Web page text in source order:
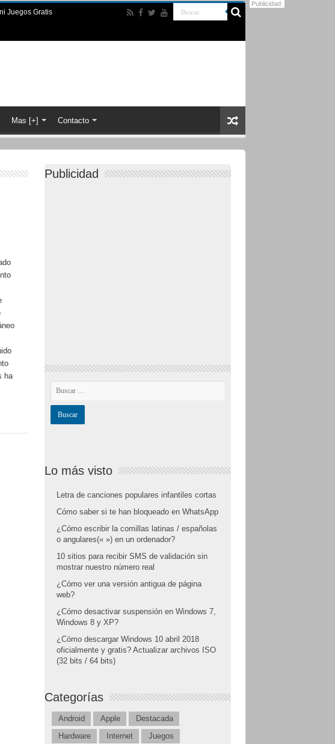
Juegos Gratis
Mas [+] Contacto
ha
Publicidad
Lo más visto
Letra de canciones populares infantiles cortas
Cómo saber si te han bloqueado en WhatsApp
¿Cómo escribir la comillas latinas / españolas
o angulares(« ») en un ordenador?
10 sitios para recibir SMS de validación sin
mostrar nuestro número real
¿Cómo ver una versión antigua de página
web?
¿Cómo desactivar suspensión en Windows 7,
Windows 8 y XP?
¿Cómo descargar Windows 10 abril 2018
oficialmente y gratis? Actualizar archivos ISO
(32 bits / 64 bits)
Categorías
Android Apple
Destacada
Hardware
Internet
Juegos
Publicidad: